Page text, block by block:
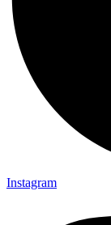
Instagram